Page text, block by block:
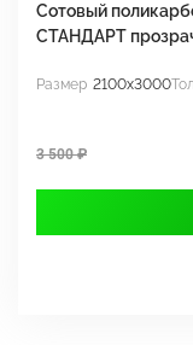
Сотовый
СТАНДАРТ
Размер 2100x3000
3 500 ₽